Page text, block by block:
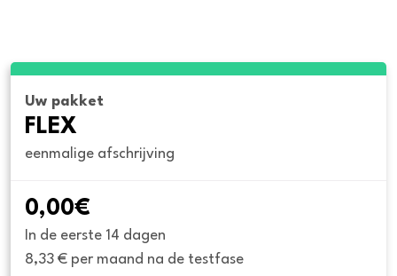
Uw pakket
FLEX
eenmalige afschrijving
0,00€
In de eerste 14 dagen
8,33 € per maand na de testfase